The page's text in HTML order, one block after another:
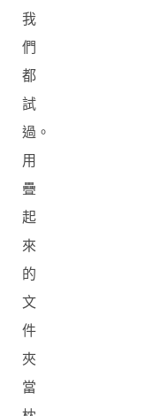
我
們
都
試
過。
用
疊
起
來
的
文
件
夾
當